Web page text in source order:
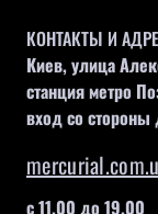
КОНТАКТЫ И
Киев, улица
станция метро
вход со
с 11.00 до 19.00